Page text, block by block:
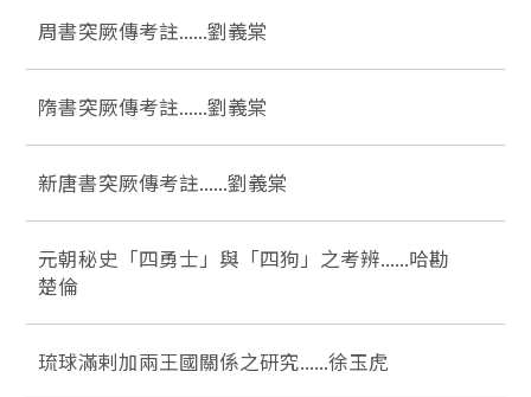
周書突厥傳考註......劉義棠
隋書突厥傳考註......劉義棠
新唐書突厥傳考註......劉義棠
元朝秘史「四勇士」與「四狗」之考辨......哈勘
楚倫
琉球滿剌加兩王國關係之研究......徐玉虎